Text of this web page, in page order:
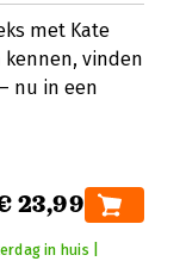
met Kate
kennen, vinden
nu in een
23,99
in huis |